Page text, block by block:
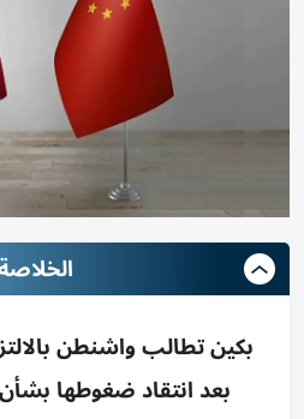
بكين تطالب واشنطن
بعد انتقاد ضغوطها